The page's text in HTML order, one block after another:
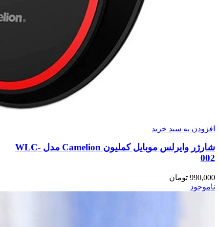
افزودن به سبد خرید
شارژر وایرلس موبایل کملیون Camelion مدل WLC-
002
990,000 تومان
ناموجود